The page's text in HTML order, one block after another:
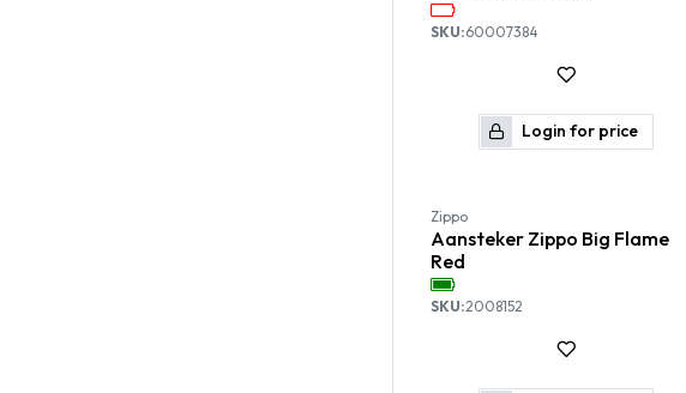
SKU:60007384
Login for price
Nieuw!
Zippo
Aansteker Zippo Big Flame
Red
SKU:2008152